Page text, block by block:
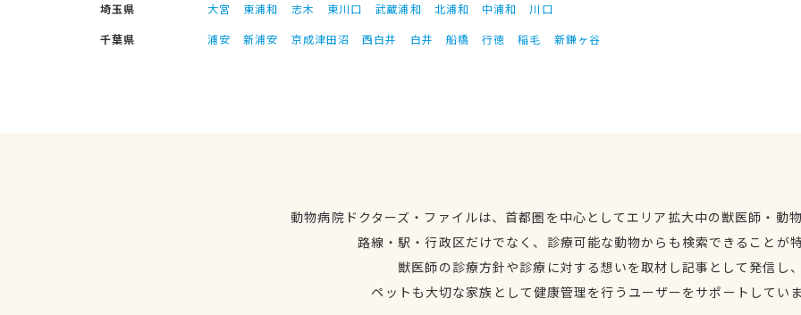
埼玉県
大宮 東浦和 志木 東川口 武蔵浦和 北浦和 中浦和
川口
千葉県
浦安 新浦安 京成津田沼 西白井 白井 船橋 行徳 稲毛 新鎌ヶ谷
動物病院ドクターズ・ファイルは、首都圏を中心としてエリア拡大中の獣医師・動
路線・駅・行政区だけでなく、診療可能な動物からも検索できることが
獣医師の診療方針や診療に対する想いを取材し記事として発信し
ペットも大切な家族として健康管理を行うユーザーをサポートしてい